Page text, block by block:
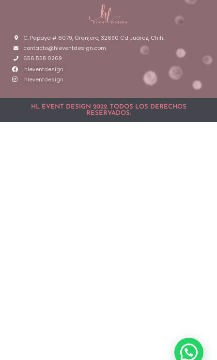
C. Papaya # 6079, Granjero, 32690 Cd Juárez, Chih.
contacto@hleventdesign.com
656 558 0269
hleventdesign
hleventdesign
HL EVENT DESIGN 2022. TODOS LOS DERECHOS
RESERVADOS.